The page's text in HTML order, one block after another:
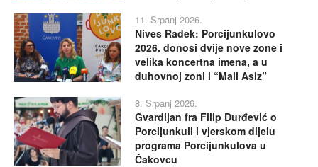
11. Srpanj 2026.
Nives Radek: Porcijunkulovo
2026. donosi dvije nove zone i
velika koncertna imena, a u
duhovnoj zoni i “Mali Asiz”
8. Srpanj 2026.
Gvardijan fra Filip Đurđević o
Porcijunkuli i vjerskom dijelu
programa Porcijunkulova u
Čakovcu